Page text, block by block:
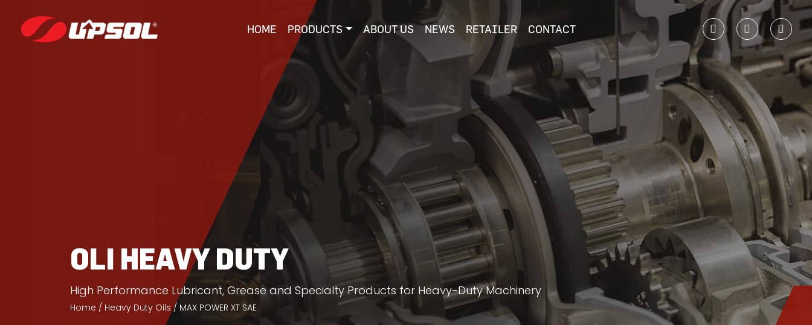
HOME PRODUCTS ABOUT US NEWS RETAILER CONTACT
OLI HEAVY DUTY
High Performance Lubricant, Grease and Specialty Products for Heavy-Duty Machinery
Home Heavy Duty Oils MAX POWER XT SAE